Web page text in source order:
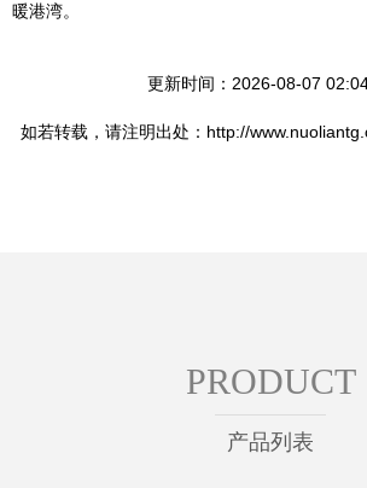
暖港湾。
更新时间：2026-08-07
如若转载，请注明出处：http://
PRODUCT
产品列表